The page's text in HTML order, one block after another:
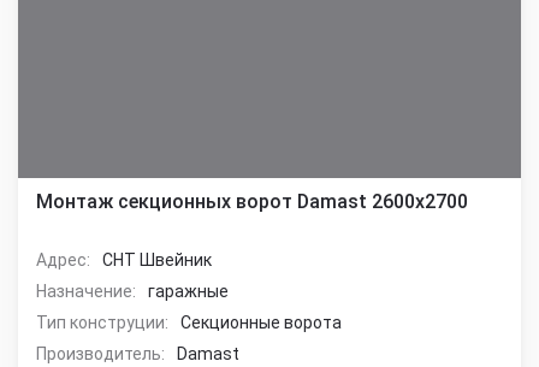
Монтаж секционных ворот Damast 2600х2700
Адрес:
СНТ Швейник
Назначение:
гаражные
Тип конструции:
Секционные ворота
Производитель:
Damast